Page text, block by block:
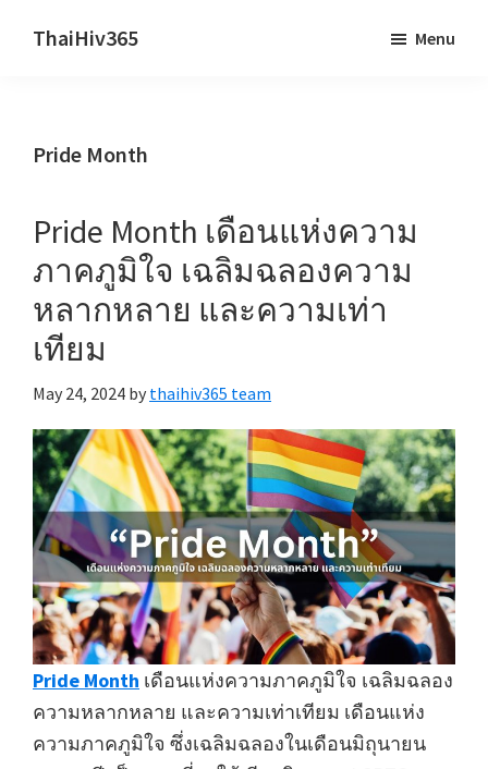
ThaiHiv365
behind.
Menu
Pride Month
Pride Month เดือนแห่งความ
ภาคภูมิใจ เฉลิมฉลองความ
หลากหลาย และความเท่า
เทียม
May 24, 2024 by thaihiv365 team
Pride Month เดือนแห่งความภาคภูมิใจ เฉลิมฉลอง
ความหลากหลาย และความเท่าเทียม เดือนแห่ง
ความภาคภูมิใจ ซึ่งเฉลิมฉลองในเดือนมิถุนายน